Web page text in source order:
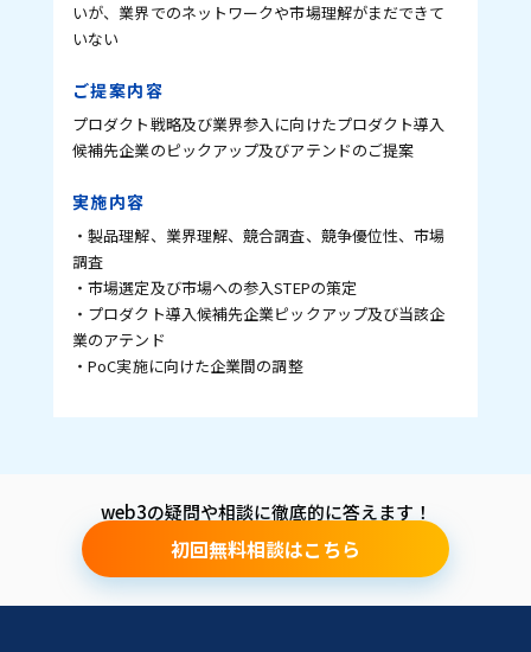
いが、業界でのネットワークや市場理解がまだできて
いない
ご提案内容
プロダクト戦略及び業界参入に向けたプロダクト導入
候補先企業のピックアップ及びアテンドのご提案
実施内容
・製品理解、業界理解、競合調査、競争優位性、市場
調査
・市場選定及び市場への参入STEPの策定
・プロダクト導入候補先企業ピックアップ及び当該企
業のアテンド
・PoC実施に向けた企業間の調整
web3の疑問や相談に徹底的に答えます！
初回無料相談はこちら